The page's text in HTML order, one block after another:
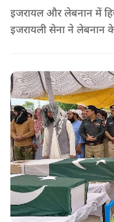
इजरायल और लेबनान में
इजरायली सेना ने लेबनान